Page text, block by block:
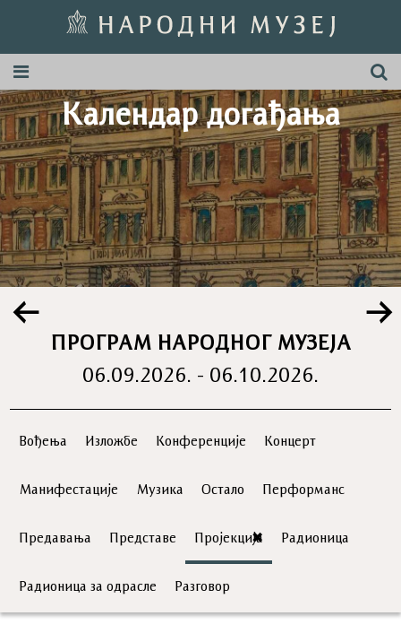
Календар догађања
ПРОГРАМ НАРОДНОГ МУЗЕЈА
06.09.2026. - 06.10.2026.
Вођења Изложбе Конференције Концерт
Манифестације Музика Остало Перформанс
Предавања Представе Пројекција Радионица
Радионица за одрасле Разговор